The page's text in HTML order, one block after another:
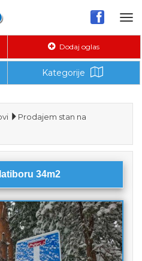
Dodaj oglas
Kategorije
Prodajem stan na
34m2